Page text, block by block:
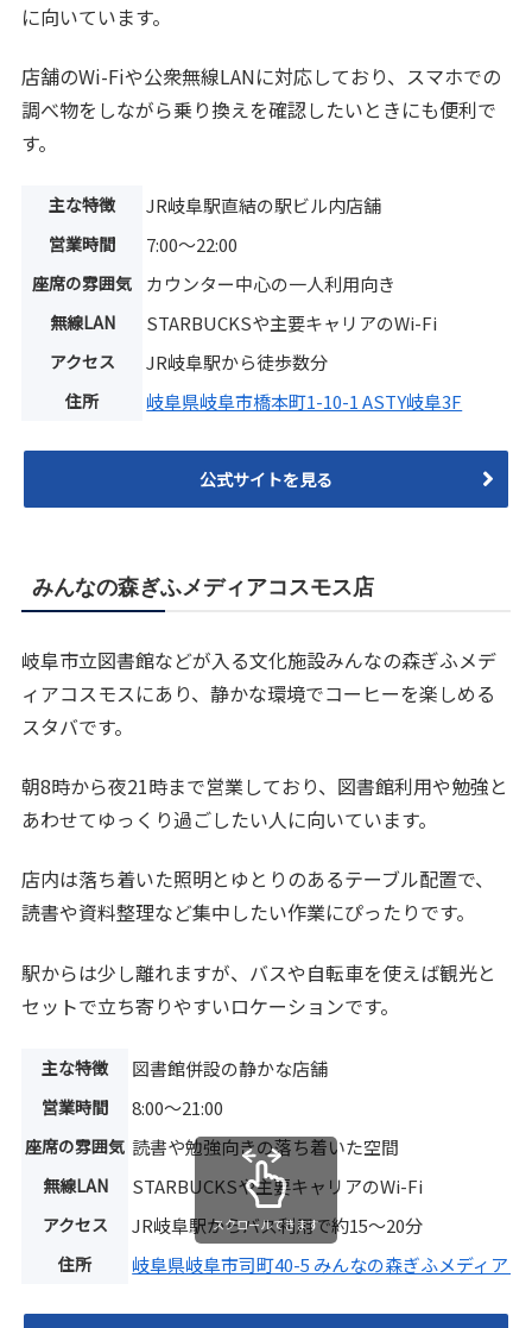
に向いています。
店舗のWi-Fiや公衆無線LANに対応しており、スマホでの
調べ物をしながら乗り換えを確認したいときにも便利で
す。
主な特徴 JR岐阜駅直結の駅ビル内店舗
営業時間 7:00〜22:00
座席の雰囲気 カウンター中心の一人利用向き
無線LAN STARBUCKSや主要キャリアのWi-Fi
アクセス JR岐阜駅から徒歩数分
住所 岐阜県岐阜市橋本町1-10-1 ASTY岐阜3F
公式サイトを見る
みんなの森ぎふメディアコスモス店
岐阜市立図書館などが入る文化施設みんなの森ぎふメデ
ィアコスモスにあり、静かな環境でコーヒーを楽しめる
スタバです。
朝8時から夜21時まで営業しており、図書館利用や勉強と
あわせてゆっくり過ごしたい人に向いています。
店内は落ち着いた照明とゆとりのあるテーブル配置で、
読書や資料整理など集中したい作業にぴったりです。
駅からは少し離れますが、バスや自転車を使えば観光と
セットで立ち寄りやすいロケーションです。
主な特徴 図書館併設の静かな店舗
営業時間 8:00〜21:00
座席の雰囲気 読書や勉強向きの落ち着いた空間
無線LAN STARBUCKSや主要キャリアのWi-Fi
アクセス JR岐阜駅からバス利用で約15〜20分
住所 岐阜県岐阜市司町40-5 みんなの森ぎふメディアコ
スクロールできます